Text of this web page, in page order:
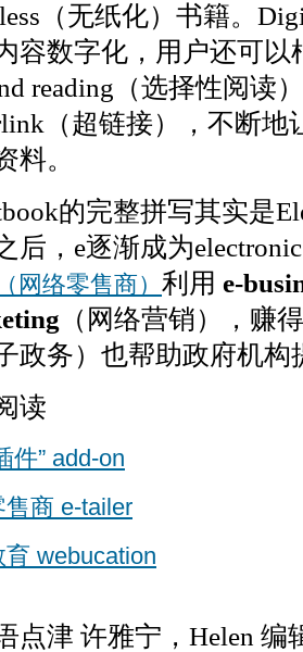
（无纸化）书籍。
容数字化，用户还可以
reading（选择性阅读
（超链接），不断地
料。
的完整拼写其实是
后，e逐渐成为
（网络零售商） 利用 e-
（网络营销），赚
政务）也帮助政府机
读
件” add-on
售商 e-tailer
育 webucation
点津 许雅宁，Helen 编